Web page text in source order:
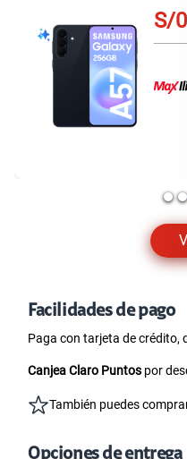
Facilidades de pago
Paga con tarjeta de crédito,
Canjea Claro Puntos por
También puedes
Opciones de entrega